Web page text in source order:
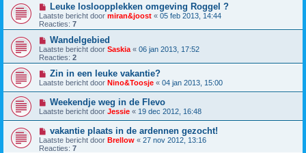
Leuke losloopplekken omgeving Roggel ?
Laatste bericht door miran&joost « 05 feb 2013, 14:44
Reacties: 7
Wandelgebied
Laatste bericht door Saskia « 06 jan 2013, 17:52
Reacties: 2
Zin in een leuke vakantie?
Laatste bericht door Nino&Toosje « 04 jan 2013, 15:00
Weekendje weg in de Flevo
Laatste bericht door Jessie « 19 dec 2012, 16:48
vakantie plaats in de ardennen gezocht!
Laatste bericht door Brellow « 27 nov 2012, 13:16
Reacties: 7